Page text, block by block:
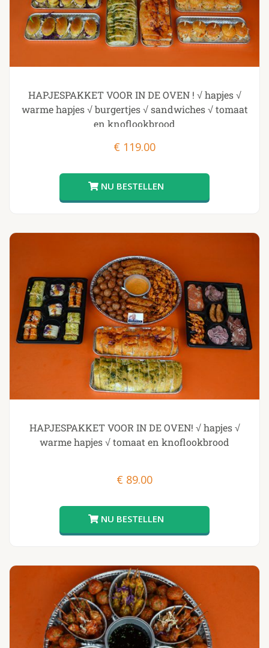
HAPJESPAKKET VOOR IN DE OVEN ! √ hapjes √
warme hapjes √ burgertjes √ sandwiches √ tomaat
en knoflookbrood
€ 119.00
HAPJESPAKKET VOOR IN DE OVEN! √ hapjes √
warme hapjes √ tomaat en knoflookbrood
€ 89.00